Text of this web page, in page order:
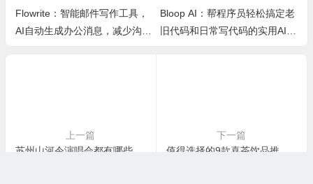
Flowrite：智能邮件写作工具，
AI自动生成办公消息，减少沟通
Bloop AI：帮程序员轻松搞定老
旧代码和日常写代码的实用AI小
上一篇
苏州山河令演唱会都有哪些明星?什么时候举办
下一篇